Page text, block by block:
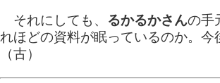
それにしても、 るかるかさんの手
れほどの資料が眠っているのか。今
（古）